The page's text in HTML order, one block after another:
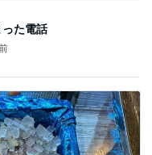
た電話